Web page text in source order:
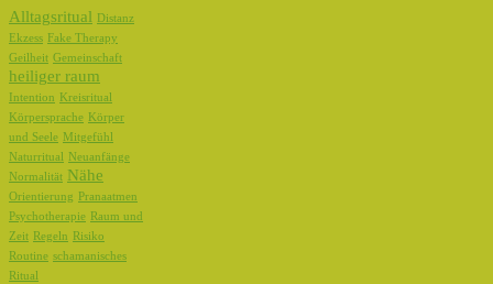
Alltagsritual Distanz
Ekzess Fake Therapy
Geilheit Gemeinschaft
heiliger raum
Intention
Kreisritual
Körpersprache Körper
und Seele Mitgefühl
Naturritual Neuanfänge
Normalität Nähe
Orientierung
Pranaatmen
Psychotherapie Raum und
Zeit Regeln
Risiko
Routine schamanisches
Ritual